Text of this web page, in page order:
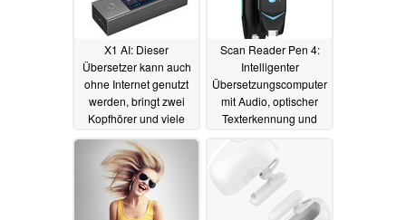
X1 AI: Dieser
Übersetzer kann auch
ohne Internet genutzt
werden, bringt zwei
Kopfhörer und viele
Funktionen mit
09.07.2024
Scan Reader Pen 4:
Intelligenter
Übersetzungscomputer
mit Audio, optischer
Texterkennung und
ChatGPT